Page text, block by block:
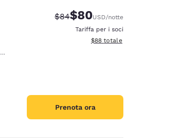
Tariffa di barratura:
$84Tariffa scontata:
$80USD/notte
Tariffa per i soci
Visualizza i dettagli totali
$88 totale
Prenota ora